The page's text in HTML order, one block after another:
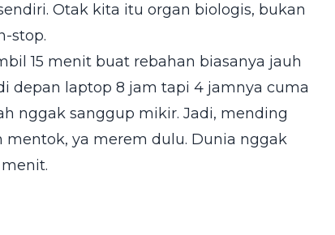
Otak kita itu organ biologis, bukan
stop.
15 menit buat rebahan biasanya jauh
depan laptop 8 jam tapi 4 jamnya cuma
nggak sanggup mikir. Jadi, mending
ya merem dulu. Dunia nggak